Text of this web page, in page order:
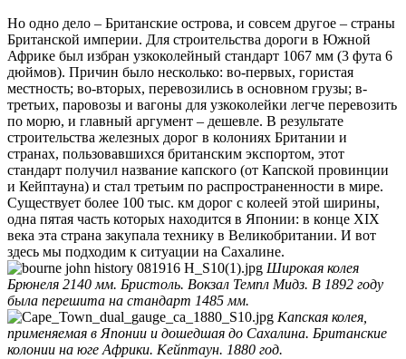
Но одно дело – Британские острова, и совсем другое – страны
Британской империи. Для строительства дороги в Южной
Африке был избран узкоколейный стандарт 1067 мм (3 фута 6
дюймов). Причин было несколько: во-первых, гористая
местность; во-вторых, перевозились в основном грузы; в-
третьих, паровозы и вагоны для узкоколейки легче перевозить
по морю, и главный аргумент – дешевле. В результате
строительства железных дорог в колониях Британии и
странах, пользовавшихся британским экспортом, этот
стандарт получил название капского (от Капской провинции
и Кейптауна) и стал третьим по распространенности в мире.
Существует более 100 тыс. км дорог с колеей этой ширины,
одна пятая часть которых находится в Японии: в конце XIX
века эта страна закупала технику в Великобритании. И вот
здесь мы подходим к ситуации на Сахалине.
Широкая колея
Брюнеля 2140 мм. Бристоль. Вокзал Темпл Мидз. В 1892 году
была перешита на стандарт 1485 мм.
Капская колея,
применяемая в Японии и дошедшая до Сахалина. Британские
колонии на юге Африки. Кейптаун. 1880 год.